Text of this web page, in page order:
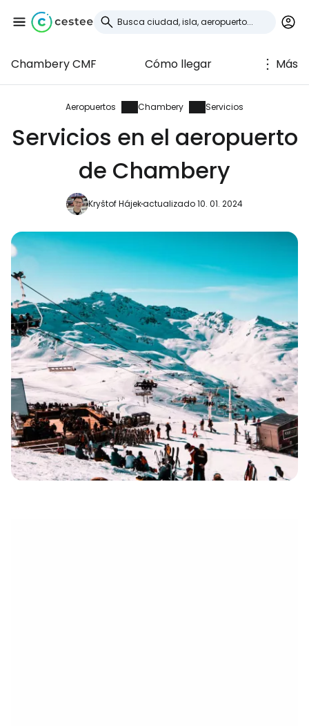
Chambery CMF Cómo llegar Más
Aeropuertos Chambery Servicios
Servicios en el aeropuerto
de Chambery
Kryštof Hájekactualizado 10. 01. 2024
Iniciar sesión en
Cestee
... la comunidad mundial de viajeros
Continuar con Google
Continuar con Email